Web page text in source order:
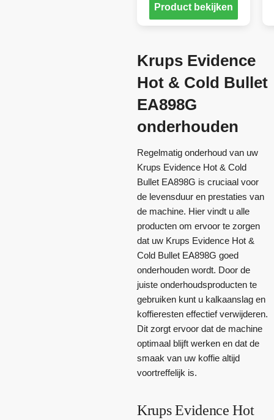
Product bekijken
Krups Evidence
Hot & Cold Bullet
EA898G
onderhouden
Regelmatig onderhoud van uw
Krups Evidence Hot & Cold
Bullet EA898G is cruciaal voor
de levensduur en prestaties van
de machine. Hier vindt u alle
producten om ervoor te zorgen
dat uw Krups Evidence Hot &
Cold Bullet EA898G goed
onderhouden wordt. Door de
juiste onderhoudsproducten te
gebruiken kunt u kalkaanslag en
koffieresten effectief verwijderen.
Dit zorgt ervoor dat de machine
optimaal blijft werken en dat de
smaak van uw koffie altijd
voortreffelijk is.
Krups Evidence Hot